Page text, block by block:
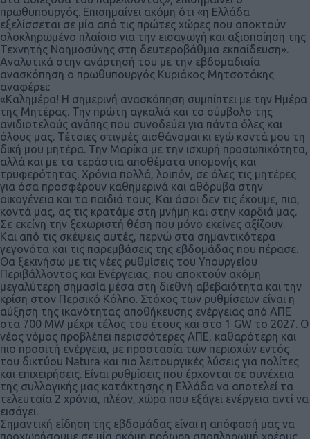
πρωθυπουργός. Επισημαίνει ακόμη ότι «η Ελλάδα
εξελίσσεται σε μία από τις πρώτες χώρες που αποκτούν
ολοκληρωμένο πλαίσιο για την εισαγωγή και αξιοποίηση της
Τεχνητής Νοημοσύνης στη δευτεροβάθμια εκπαίδευση».
Αναλυτικά στην ανάρτησή του με την εβδομαδιαία
ανασκόπηση ο πρωθυπουργός Κυριάκος Μητσοτάκης
αναφέρει:
«Καλημέρα! Η σημερινή ανασκόπηση συμπίπτει με την Ημέρα
της Μητέρας. Την πρώτη αγκαλιά και το σύμβολο της
ανιδιοτελούς αγάπης που συνοδεύει για πάντα όλες και
όλους μας. Τέτοιες στιγμές αισθάνομαι κι εγώ κοντά μου τη
δική μου μητέρα. Την Μαρίκα με την ισχυρή προσωπικότητα,
αλλά και με τα τεράστια αποθέματα υπομονής και
τρυφερότητας. Χρόνια πολλά, λοιπόν, σε όλες τις μητέρες
για όσα προσφέρουν καθημερινά και αθόρυβα στην
οικογένεια και τα παιδιά τους. Και όσοι δεν τις έχουμε, πια,
κοντά μας, ας τις κρατάμε στη μνήμη και στην καρδιά μας.
Σε εκείνη την ξεχωριστή θέση που μόνο εκείνες αξίζουν.
Και από τις σκέψεις αυτές, περνώ στα σημαντικότερα
γεγονότα και τις παρεμβάσεις της εβδομάδας που πέρασε.
Θα ξεκινήσω με τις νέες ρυθμίσεις του Υπουργείου
Περιβάλλοντος και Ενέργειας, που αποκτούν ακόμη
μεγαλύτερη σημασία μέσα στη διεθνή αβεβαιότητα και την
κρίση στον Περσικό Κόλπο. Στόχος των ρυθμίσεων είναι η
αύξηση της ικανότητας αποθήκευσης ενέργειας από ΑΠΕ
στα 700 MW μέχρι τέλος του έτους και στο 1 GW το 2027. Ο
νέος νόμος προβλέπει περισσότερες ΑΠΕ, καθαρότερη και
πιο προσιτή ενέργεια, με προστασία των περιοχών εντός
του δικτύου Natura και πιο λειτουργικές λύσεις για πολίτες
και επιχειρήσεις. Είναι ρυθμίσεις που έρχονται σε συνέχεια
της συλλογικής μας κατάκτησης η Ελλάδα να αποτελεί τα
τελευταία 2 χρόνια, πλέον, χώρα που εξάγει ενέργεια αντί να
εισάγει.
Σημαντική είδηση της εβδομάδας είναι η απόφασή μας να
προχωρήσουμε σε μία ακόμη πρόωρη αποπληρωμή χρέους,